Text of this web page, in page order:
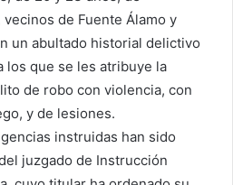
de Fuente Álamo y
un abultado historial delictivo
los que se les atribuye la
de robo con violencia, con
y de lesiones.
instruidas han sido
juzgado de Instrucción